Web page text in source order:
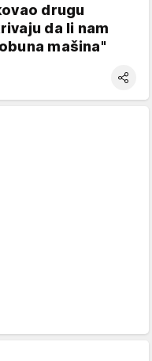
drugu
da li nam
mašina"